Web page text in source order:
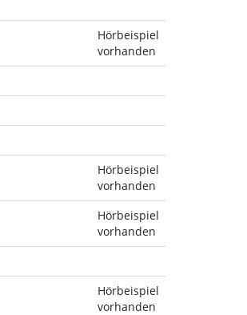
Hörbeispiel
vorhanden
Hörbeispiel
vorhanden
Hörbeispiel
vorhanden
Hörbeispiel
vorhanden